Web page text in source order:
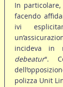
In
facendo
ivi
incideva in
debeatur“.
polizza Unit